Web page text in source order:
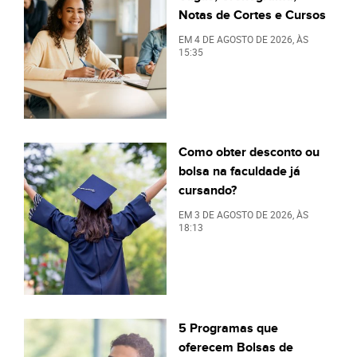
Notas de Cortes e Cursos
EM4 DE AGOSTO DE 2026 , ÀS
15:35
Como obter desconto ou
bolsa na faculdade já
cursando?
EM3 DE AGOSTO DE 2026, ÀS
18:13
5 Programas que
oferecem Bolsas de